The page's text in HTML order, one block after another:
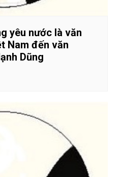
yêu nước là văn
Nam đến văn
Dũng